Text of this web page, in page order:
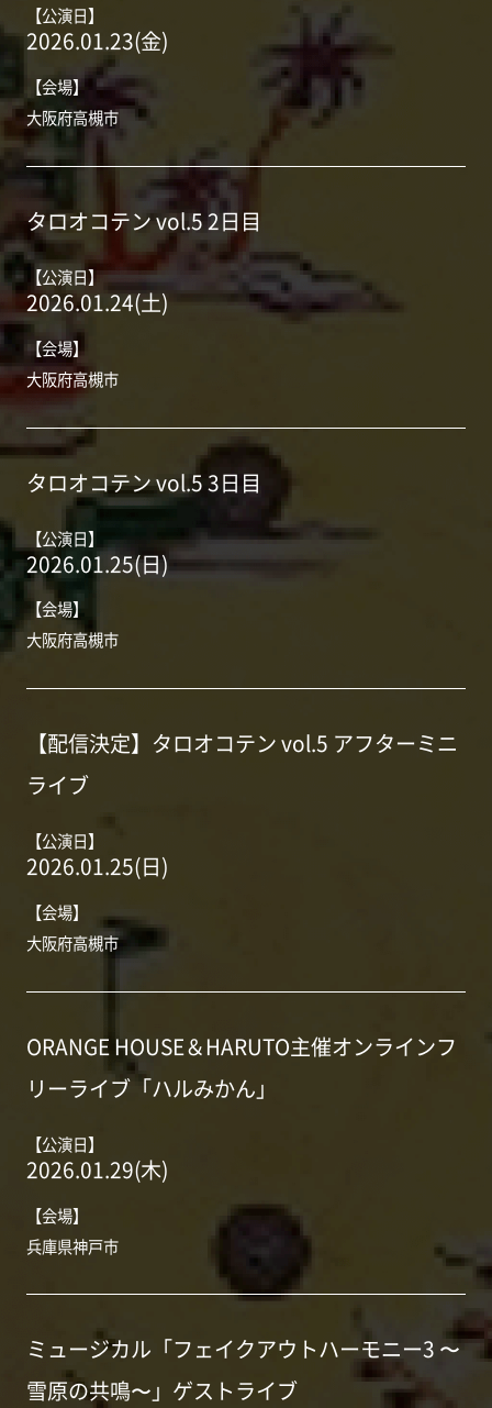
【公演日】
2026.01.23(金)
【会場】
大阪府高槻市
タロオコテン vol.5 2日目
【公演日】
2026.01.24(土)
【会場】
大阪府高槻市
タロオコテン vol.5 3日目
【公演日】
2026.01.25(日)
【会場】
大阪府高槻市
【配信決定】タロオコテン vol.5 アフターミニ
ライブ
【公演日】
2026.01.25(日)
【会場】
大阪府高槻市
ORANGE HOUSE＆HARUTO主催オンラインフ
リーライブ「ハルみかん」
【公演日】
2026.01.29(木)
【会場】
兵庫県神戸市
ミュージカル「フェイクアウトハーモニー3 〜
雪原の共鳴〜」ゲストライブ